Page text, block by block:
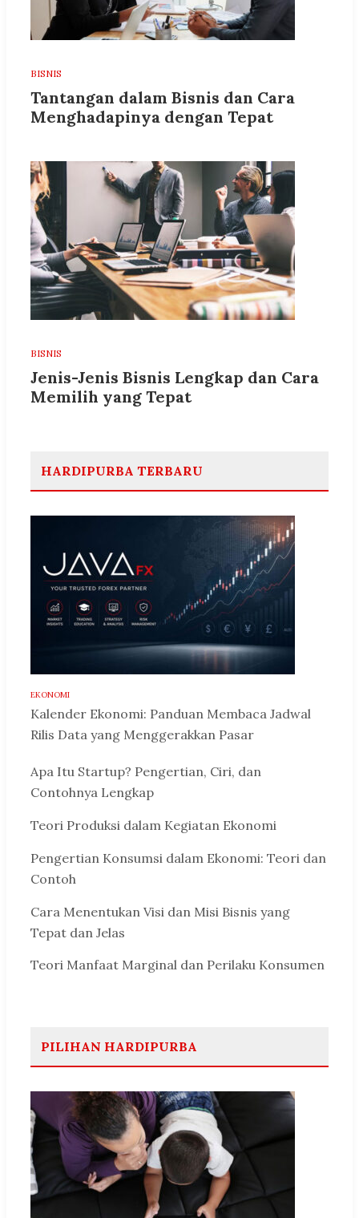
BISNIS
Tantangan dalam Bisnis dan Cara
Menghadapinya dengan Tepat
BISNIS
Jenis-Jenis Bisnis Lengkap dan Cara
Memilih yang Tepat
HARDIPURBA TERBARU
EKONOMI
Kalender Ekonomi: Panduan Membaca Jadwal
Rilis Data yang Menggerakkan Pasar
Apa Itu Startup? Pengertian, Ciri, dan
Contohnya Lengkap
Teori Produksi dalam Kegiatan Ekonomi
Pengertian Konsumsi dalam Ekonomi: Teori dan
Contoh
Cara Menentukan Visi dan Misi Bisnis yang
Tepat dan Jelas
Teori Manfaat Marginal dan Perilaku Konsumen
PILIHAN HARDIPURBA